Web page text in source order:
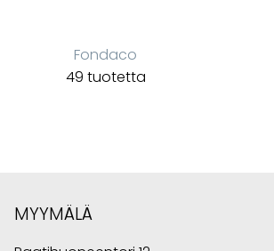
Fondaco
49 tuotetta
MYYMÄLÄ